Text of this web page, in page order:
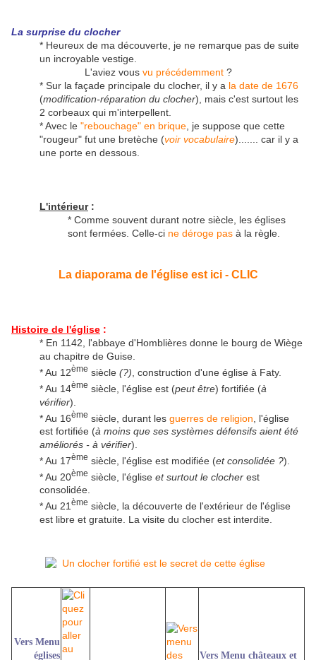
La surprise du clocher
* Heureux de ma découverte, je ne remarque pas de suite
un incroyable vestige.
L'aviez vous vu précédemment?
* Sur la façade principale du clocher, il y a la date de 1676
(modification-réparation du clocher), mais c'est surtout les
2 corbeaux qui m'interpellent.
* Avec le "rebouchage" en brique , je suppose que cette
"rougeur" fut une bretèche (voir vocabulaire)....... car il y a
une porte en dessous.
L'intérieur:
* Comme souvent durant notre siècle, les églises
sont fermées. Celle-ci ne déroge pas à la règle.
La diaporama de l'église est ici - CLIC
Histoire de l'église :
* En 1142, l'abbaye d'Homblières donne le bourg de Wiège
au chapitre de Guise.
* Au 12ème siècle (?) , construction d'une église à Faty.
* Au 14ème siècle, l'église est (peut être) fortifiée (à
vérifier).
* Au 16ème siècle, durant les guerres de religion , l'église
est fortifiée (à moins que ses systèmes défensifs aient été
améliorés - à vérifier).
* Au 17ème siècle, l'église est modifiée (et consolidée ?).
* Au 20ème siècle, l'église et surtout le clocher est
consolidée.
* Au 21 ème siècle, la découverte de l'extérieur de l'église
est libre et gratuite. La visite du clocher est interdite.
Vers Menu
églises
Vers Menu châteaux et